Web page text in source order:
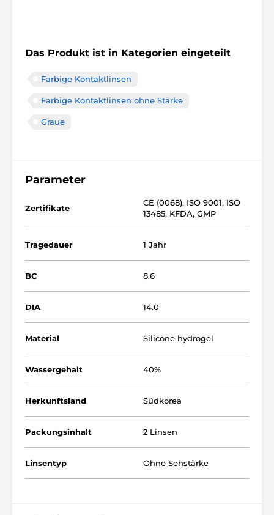
Das Produkt ist in Kategorien eingeteilt
Farbige Kontaktlinsen
Farbige Kontaktlinsen ohne Stärke
Graue
Parameter
Zertifikate
CE (0068), ISO 9001, ISO
13485, KFDA, GMP
Tragedauer 1 Jahr
BC 8.6
DIA 14.0
Material Silicone hydrogel
Wassergehalt 40%
Herkunftsland Südkorea
Packungsinhalt 2 Linsen
Linsentyp Ohne Sehstärke